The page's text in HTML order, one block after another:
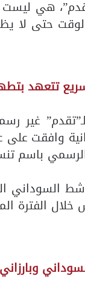
هي ليست
حتى لا
تتعهد
غير
وافقت
باسم
السوداني
الفترة